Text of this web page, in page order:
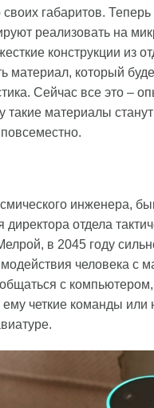
своих габаритов.
реализовать на
конструкции из
материал, который
Сейчас все это –
такие материалы
инженера,
директора отдела
в 2045 году
человека с
с
ему четкие команды или